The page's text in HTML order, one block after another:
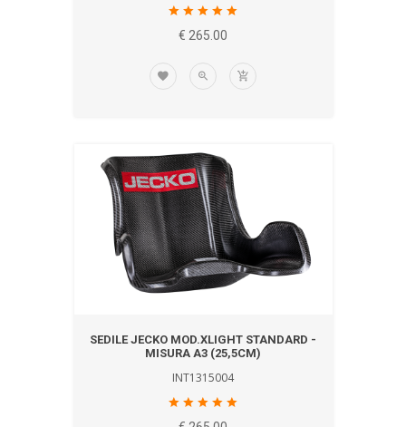
€ 265.00
SEDILE JECKO MOD.XLIGHT STANDARD -
MISURA A3 (25,5CM)
INT1315004